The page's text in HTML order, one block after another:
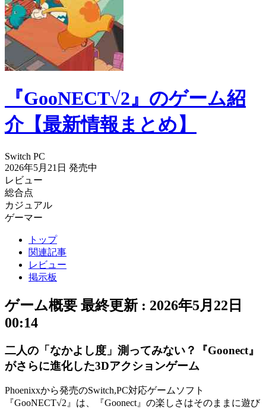
『GooNECT√2』のゲーム紹
介【最新情報まとめ】
Switch PC
2026年5月21日 発売中
レビュー
総合点
カジュアル
ゲーマー
トップ
関連記事
レビュー
掲示板
ゲーム概要 最終更新 : 2026年5月22日
00:14
二人の「なかよし度」測ってみない？『Goonect』
がさらに進化した3Dアクションゲーム
Phoenixxから発売のSwitch,PC対応ゲームソフト
『GooNECT√2』は、『Goonect』の楽しさはそのままに遊び